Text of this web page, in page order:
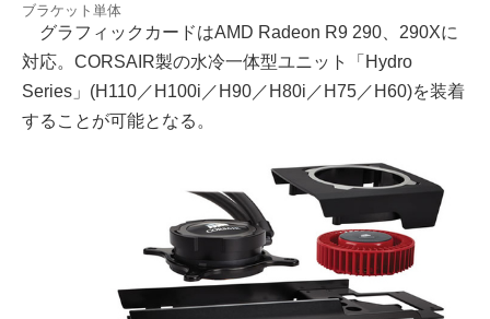
ブラケット単体
グラフィックカードはAMD Radeon R9 290、290Xに
対応。CORSAIR製の水冷一体型ユニット「Hydro
Series」(H110／H100i／H90／H80i／H75／H60)を装着
することが可能となる。